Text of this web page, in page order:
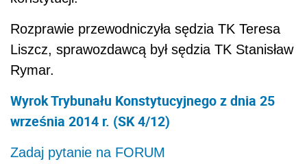
Rozprawie przewodniczyła sędzia TK Teresa
Liszcz, sprawozdawcą był sędzia TK Stanisław
Rymar.
Wyrok Trybunału Konstytucyjnego z dnia 25
września 2014 r. (SK 4/12)
Zadaj pytanie na FORUM